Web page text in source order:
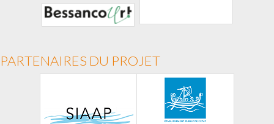
PARTENAIRES DU PROJET